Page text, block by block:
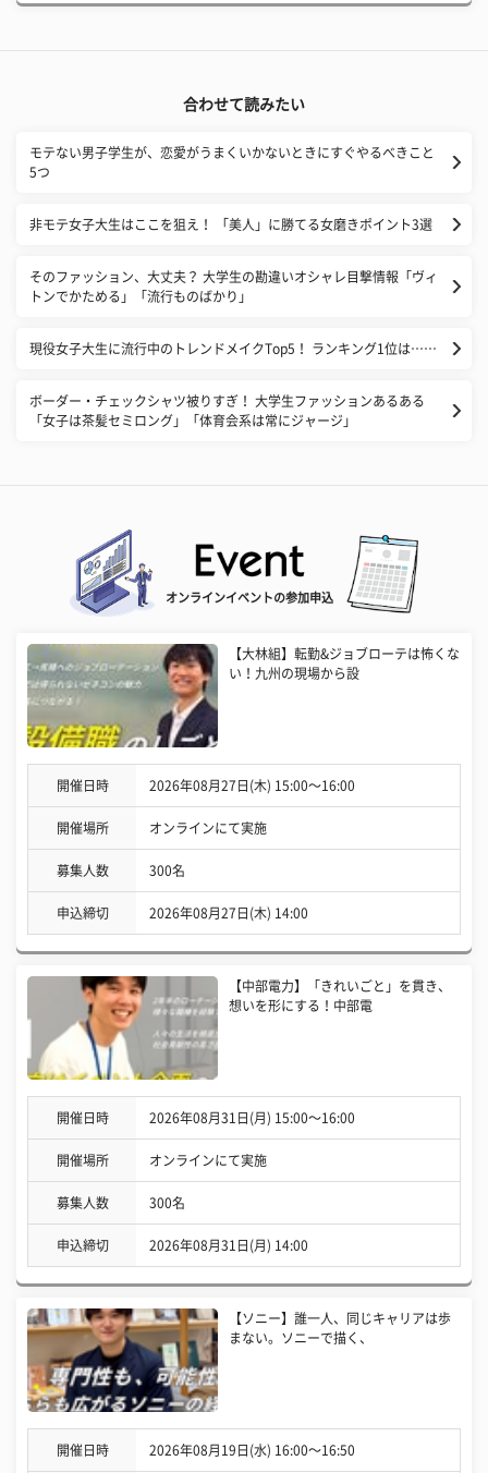
合わせて読みたい
モテない男子学生が、恋愛がうまくいかないときにすぐやるべきこと
5つ
非モテ女子大生はここを狙え！ 「美人」に勝てる女磨きポイント3選
そのファッション、大丈夫？ 大学生の勘違いオシャレ目撃情報「ヴィ
トンでかためる」「流行ものばかり」
現役女子大生に流行中のトレンドメイクTop5！ ランキング1位は……
ボーダー・チェックシャツ被りすぎ！ 大学生ファッションあるある
「女子は茶髪セミロング」「体育会系は常にジャージ」
オンラインイベントの参加申込
【大林組】転勤&ジョブローテは怖くな
い！九州の現場から設
開催日時 2026年08月27日(木) 15:00〜16:00
開催場所 オンラインにて実施
募集人数 300名
申込締切 2026年08月27日(木) 14:00
【中部電力】「きれいごと」を貫き、
想いを形にする！中部電
開催日時 2026年08月31日(月) 15:00〜16:00
開催場所 オンラインにて実施
募集人数 300名
申込締切 2026年08月31日(月) 14:00
【ソニー】誰一人、同じキャリアは歩
まない。ソニーで描く、
開催日時 2026年08月19日(水) 16:00〜16:50